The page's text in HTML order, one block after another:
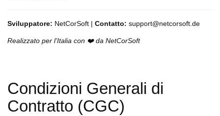
Sviluppatore: NetCorSoft | Contatto: support@netcorsoft.de
Realizzato per l’Italia con ❤️ da NetCorSoft
Condizioni Generali di
Contratto (CGC)